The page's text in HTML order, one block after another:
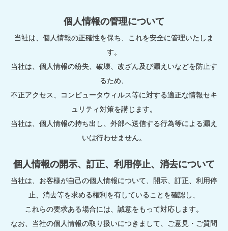
個人情報の管理について
当社は、個人情報の正確性を保ち、これを安全に管理いたしま
す。
当社は、個人情報の紛失、破壊、改ざん及び漏えいなどを防止す
るため、
不正アクセス、コンピュータウィルス等に対する適正な情報セキ
ュリティ対策を講じます。
当社は、個人情報の持ち出し、外部へ送信する行為等による漏え
いは行わせません。
個人情報の開示、訂正、利用停止、消去について
当社は、お客様が自己の個人情報について、開示、訂正、利用停
止、消去等を求める権利を有していることを確認し、
これらの要求ある場合には、誠意をもって対応します。
なお、当社の個人情報の取り扱いにつきまして、ご意見・ご質問